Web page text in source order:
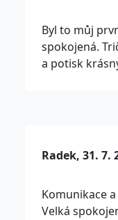
Byl to můj
spokojená.
a potisk
Radek, 31. 7.
Komunikace
Velká